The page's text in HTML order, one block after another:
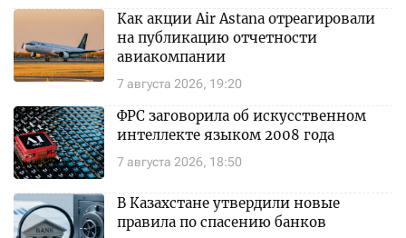
7 августа 2026, 19:20
Как акции Air Astana отреагировали
на публикацию отчетности
авиакомпании
7 августа 2026, 18:50
ФРС заговорила об искусственном
интеллекте языком 2008 года
В Казахстане утвердили новые
правила по спасению банков